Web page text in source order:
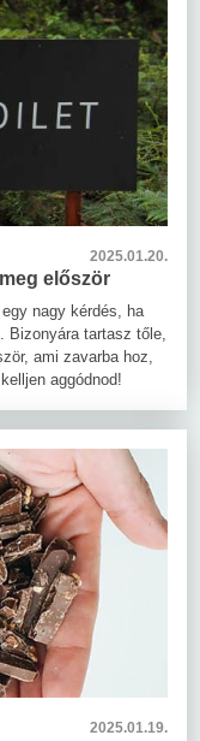
2025.01.20.
először
nagy kérdés, ha
Bizonyára tartasz tőle,
ami zavarba hoz,
aggódnod!
2025.01.19.